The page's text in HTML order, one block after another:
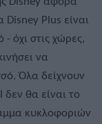
Disney Plus είναι
- όχι στις χώρες,
να
Όλα δείχνουν
θα είναι το
κυκλοφοριών